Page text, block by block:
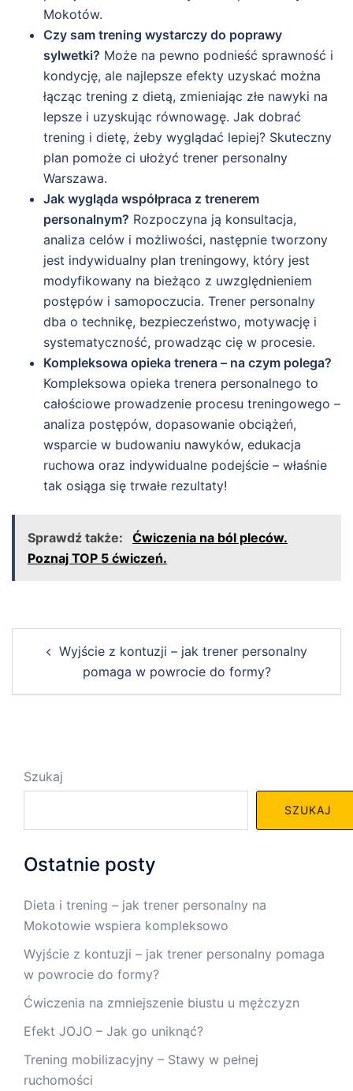
Mokotów.
Czy sam trening wystarczy do poprawy
sylwetki? Może na pewno podnieść sprawność i
kondycję, ale najlepsze efekty uzyskać można
łącząc trening z dietą, zmieniając złe nawyki na
lepsze i uzyskując równowagę. Jak dobrać
trening i dietę, żeby wyglądać lepiej? Skuteczny
plan pomoże ci ułożyć trener personalny
Warszawa.
Jak wygląda współpraca z trenerem
personalnym? Rozpoczyna ją konsultacja,
analiza celów i możliwości, następnie tworzony
jest indywidualny plan treningowy, który jest
modyfikowany na bieżąco z uwzględnieniem
postępów i samopoczucia. Trener personalny
dba o technikę, bezpieczeństwo, motywację i
systematyczność, prowadząc cię w procesie.
Kompleksowa opieka trenera – na czym polega?
Kompleksowa opieka trenera personalnego to
całościowe prowadzenie procesu treningowego –
analiza postępów, dopasowanie obciążeń,
wsparcie w budowaniu nawyków, edukacja
ruchowa oraz indywidualne podejście – właśnie
tak osiąga się trwałe rezultaty!
Sprawdź także:
Ćwiczenia na ból pleców.
Poznaj TOP 5 ćwiczeń.
navigation
Wyjście z kontuzji – jak trener personalny
pomaga w powrocie do formy?
Szukaj
SZUKAJ
Ostatnie posty
Dieta i trening – jak trener personalny na
Mokotowie wspiera kompleksowo
Wyjście z kontuzji – jak trener personalny pomaga
w powrocie do formy?
Ćwiczenia na zmniejszenie biustu u mężczyzn
Efekt JOJO – Jak go uniknąć?
Trening mobilizacyjny – Stawy w pełnej
ruchomości